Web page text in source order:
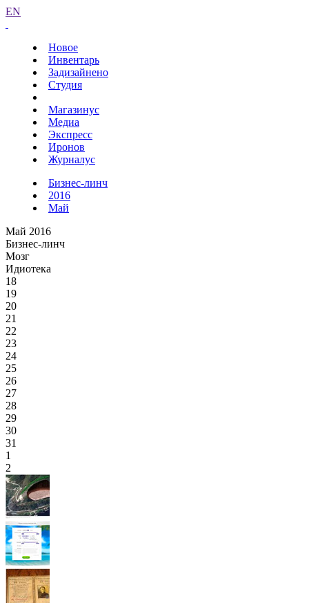
EN
Новое
Инвентарь
Задизайнено
Студия
Магазинус
Медиа
Экспресс
Иронов
Журналус
Бизнес-линч
2016
Май
Май 2016
Бизнес-линч
Мозг
Идиотека
18
19
20
21
22
23
24
25
26
27
28
29
30
31
1
2